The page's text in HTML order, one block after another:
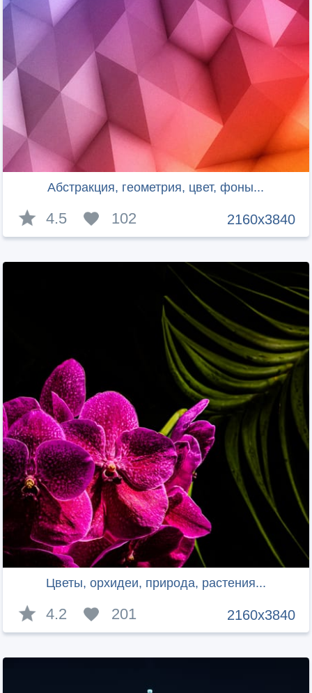
Абстракция, геометрия, цвет, фоны...
2160x3840
4.5 102
Цветы, орхидеи, природа, растения...
2160x3840
4.2 201